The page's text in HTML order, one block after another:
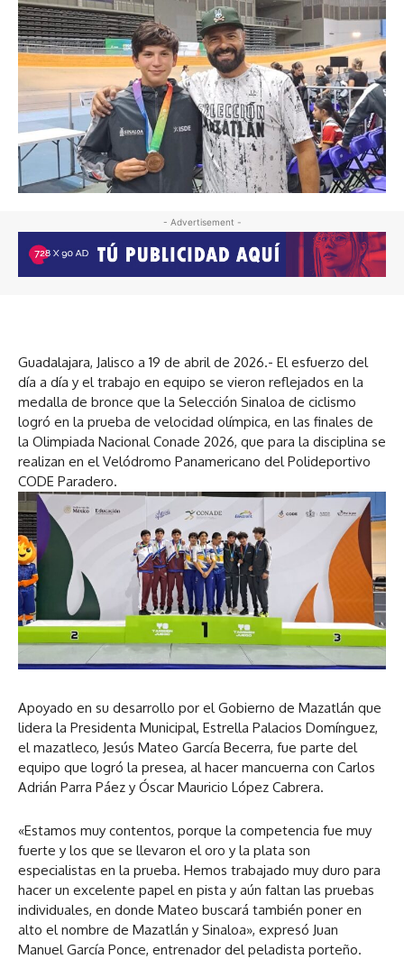
- Advertisement -
Guadalajara, Jalisco a 19 de abril de 2026.- El esfuerzo del
día a día y el trabajo en equipo se vieron reflejados en la
medalla de bronce que la Selección Sinaloa de ciclismo
logró en la prueba de velocidad olímpica, en las finales de
la Olimpiada Nacional Conade 2026, que para la disciplina se
realizan en el Velódromo Panamericano del Polideportivo
CODE Paradero.
Apoyado en su desarrollo por el Gobierno de Mazatlán que
lidera la Presidenta Municipal, Estrella Palacios Domínguez,
el mazatleco, Jesús Mateo García Becerra, fue parte del
equipo que logró la presea, al hacer mancuerna con Carlos
Adrián Parra Páez y Óscar Mauricio López Cabrera.
«Estamos muy contentos, porque la competencia fue muy
fuerte y los que se llevaron el oro y la plata son
especialistas en la prueba. Hemos trabajado muy duro para
hacer un excelente papel en pista y aún faltan las pruebas
individuales, en donde Mateo buscará también poner en
alto el nombre de Mazatlán y Sinaloa», expresó Juan
Manuel García Ponce, entrenador del peladista porteño.